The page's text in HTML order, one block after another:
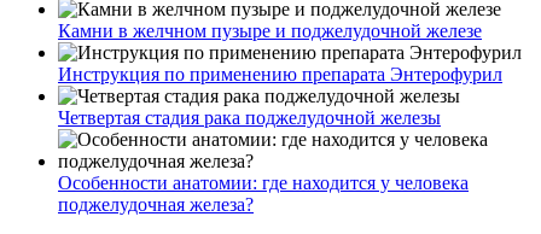
Камни в желчном пузыре и поджелудочной железе
Инструкция по применению препарата Энтерофурил
Четвертая стадия рака поджелудочной железы
Особенности анатомии: где находится у человека
поджелудочная железа?